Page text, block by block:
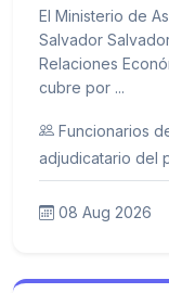
El Ministerio de
Salvador
Relaciones
cubre por ...
Funcionarios
adjudicatario del
08 Aug 2026